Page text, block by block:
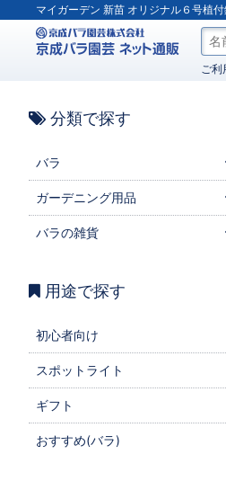
マイガーデン 新苗 オリジナル６号植
ご利
分類で探す
バラ
ガーデニング用品
バラの雑貨
用途で探す
初心者向け
スポットライト
ギフト
おすすめ(バラ)